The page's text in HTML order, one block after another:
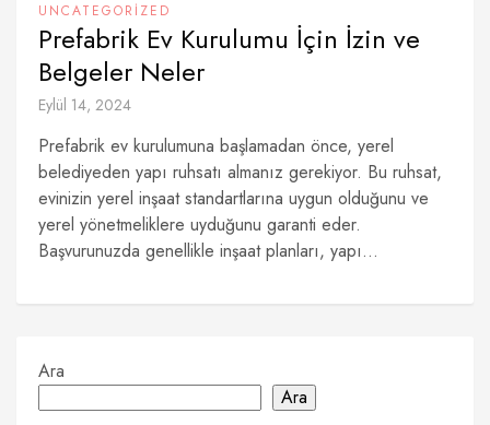
UNCATEGORIZED
Prefabrik Ev Kurulumu İçin İzin ve
Belgeler Neler
Eylül 14, 2024
Prefabrik ev kurulumuna başlamadan önce, yerel
belediyeden yapı ruhsatı almanız gerekiyor. Bu ruhsat,
evinizin yerel inşaat standartlarına uygun olduğunu ve
yerel yönetmeliklere uyduğunu garanti eder.
Başvurunuzda genellikle inşaat planları, yapı...
Ara
Ara